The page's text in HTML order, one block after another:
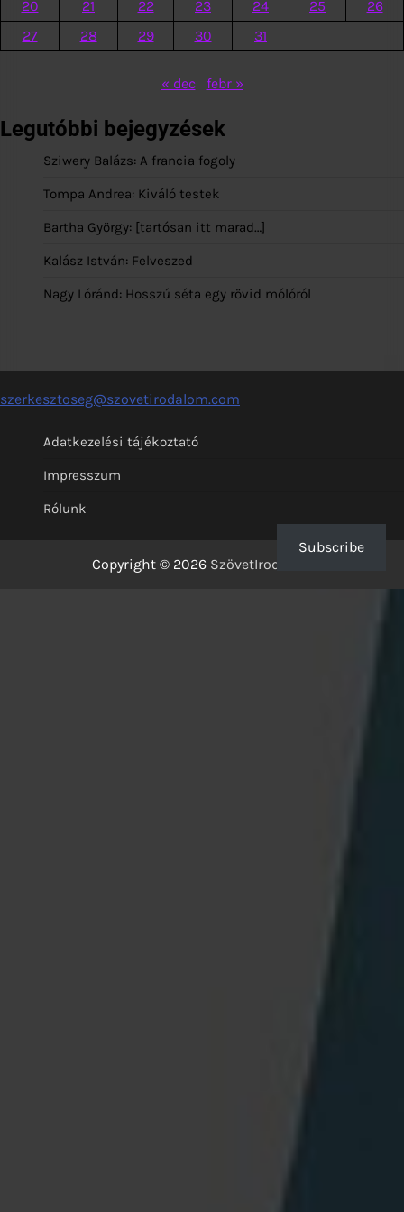
20 21 22 23 24 25
26
27
28 29 30 31
« dec febr »
Legutóbbi bejegyzések
Sziwery Balázs: A francia fogoly
Tompa Andrea: Kiváló testek
Bartha György: [tartósan itt marad…]
Kalász István: Felveszed
Nagy Lóránd: Hosszú séta egy rövid mólóról
szerkesztoseg@szovetirodalom.com
Adatkezelési tájékoztató
Impresszum
Rólunk
Copyright © 2026 SzövetIrodalom
Subscribe